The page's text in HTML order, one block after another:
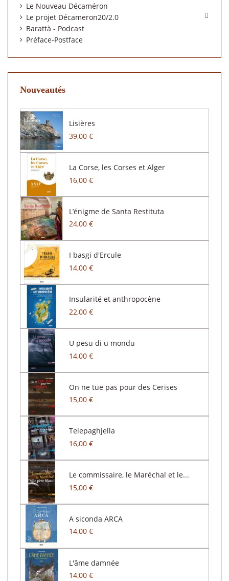
Le Nouveau Décaméron
Le projet Décameron20/2.0

Barattà - Podcast
Préface-Postface
Nouveautés
Lisières
39,00 €
La Corse, les Corses et Alger
16,00 €
L’énigme de Santa Restituta
24,00 €
I basgi d'Ercule
14,00 €
Insularité et anthropocène
22,00 €
U pesu di u mondu
14,00 €
On ne tue pas pour des Cerises
15,00 €
Telepaghjella
16,00 €
Le commissaire, le Maréchal et le...
15,00 €
A siconda ARCA
14,00 €
L'âme damnée
14,00 €